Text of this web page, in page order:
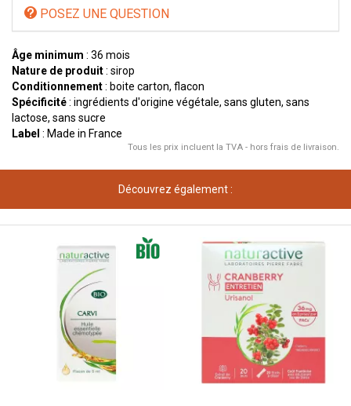
POSEZ UNE QUESTION
Âge minimum : 36 mois
Nature de produit: sirop
Conditionnement: boite carton, flacon
Spécificité: ingrédients d'origine végétale, sans gluten, sans
lactose, sans sucre
Label : Made in France
Tous les prix incluent la TVA - hors frais de livraison.
Découvrez également :